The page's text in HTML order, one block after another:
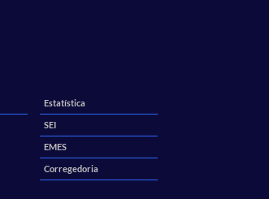
Estatística
SEI
EMES
Corregedoria